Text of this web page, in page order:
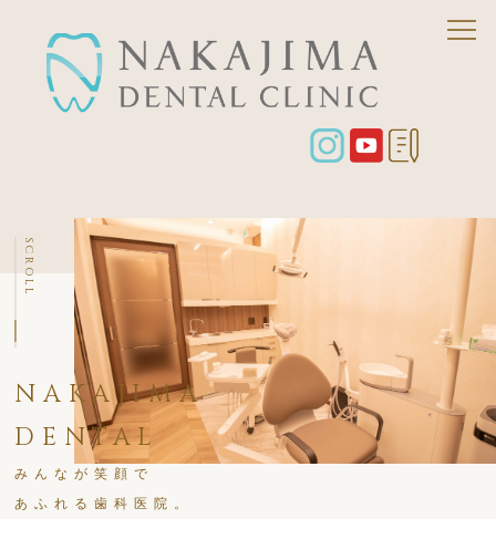
NAKAJIMA
DENTAL
みんなが笑顔で
あふれる歯科医院。
SCROLL